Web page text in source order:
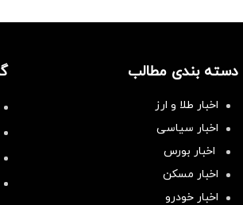
دسته بندی مطالب
اخبار طلا و ارز
اخبار سیاسی
اخبار بورس
اخبار مسکن
اخبار خودرو